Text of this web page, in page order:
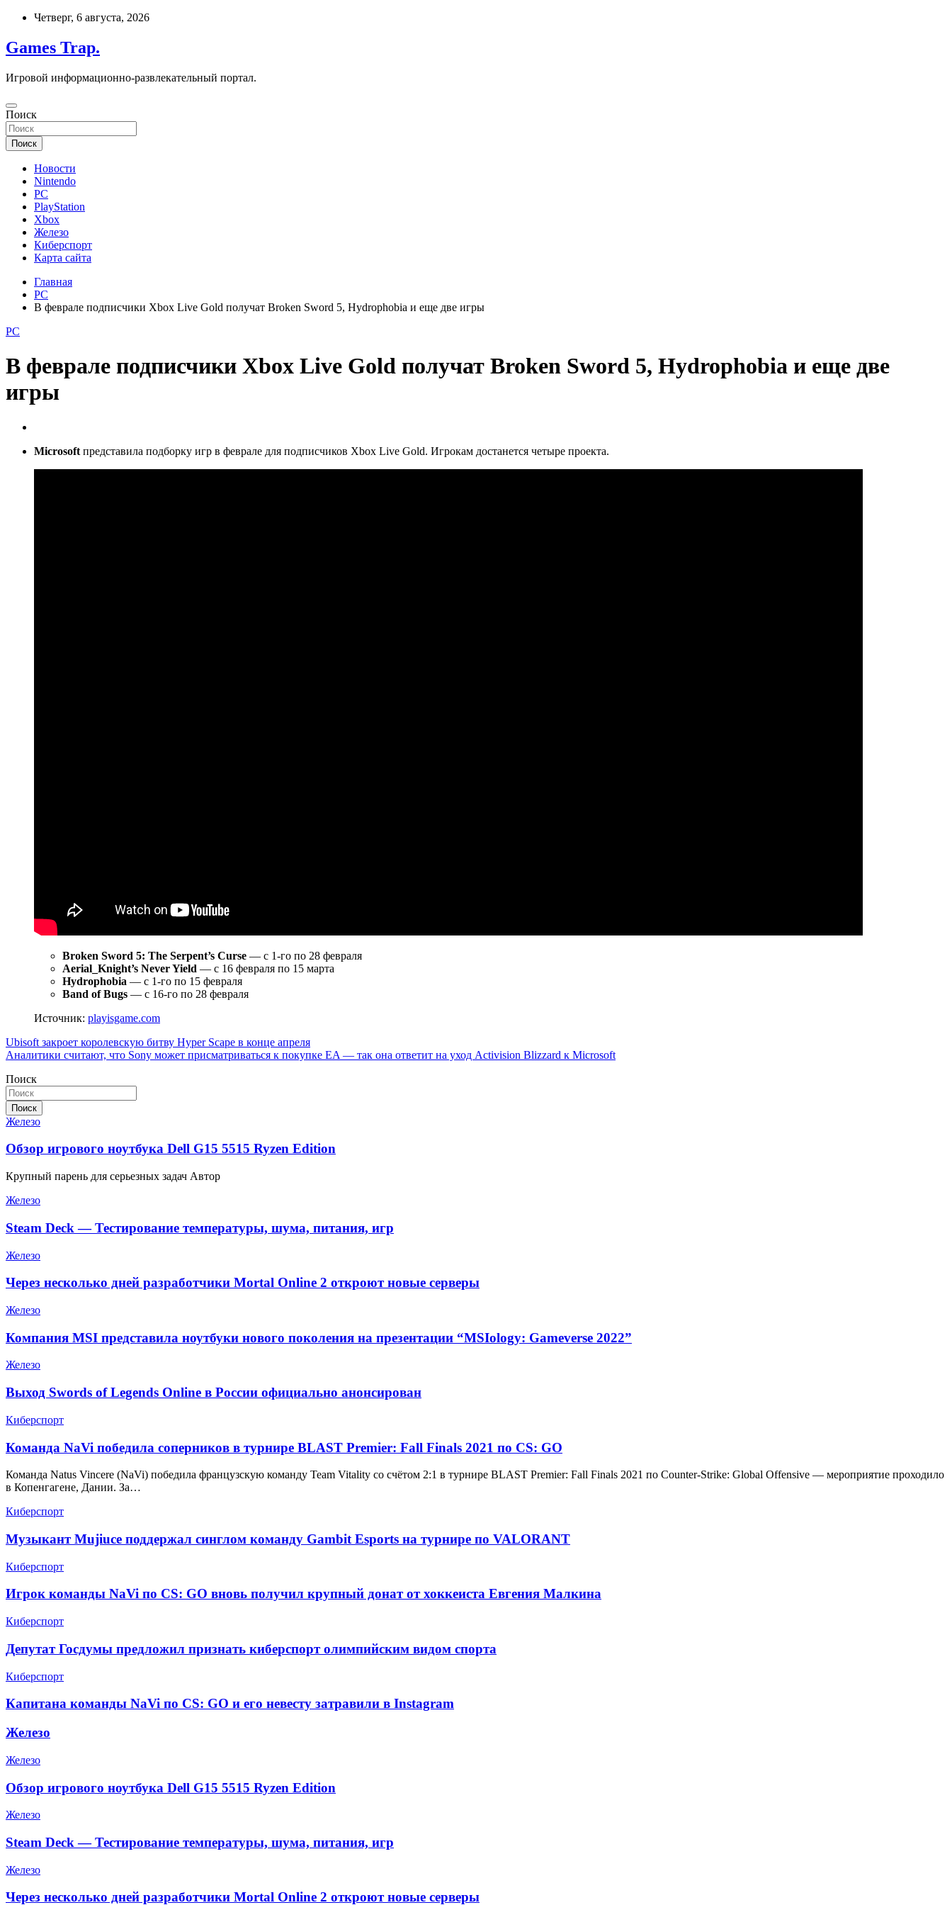
Перейти
содержимому
Четверг, 6 августа, 2026
Games Trap.
Игровой информационно-развлекательный портал.
Поиск
Поиск
Новости
Nintendo
PC
PlayStation
Xbox
Железо
Киберспорт
Карта сайта
Главная
PC
В феврале подписчики Xbox Live Gold получат Broken Sword 5, Hydrophobia и еще две игры
PC
В феврале подписчики Xbox Live Gold получат Broken Sword 5, Hydrophobia и еще две
игры
Microsoft представила подборку игр в феврале для подписчиков Xbox Live Gold. Игрокам достанется четыре проекта.
Broken Sword 5: The Serpent’s Curse — с 1-го по 28 февраля
Aerial_Knight’s Never Yield — с 16 февраля по 15 марта
Hydrophobia — с 1-го по 15 февраля
Band of Bugs — с 16-го по 28 февраля
Источник: playisgame.com
Навигация
по
записям
Ubisoft закроет королевскую битву Hyper Scape в конце апреля
Аналитики считают, что Sony может присматриваться к покупке EA — так она ответит на уход Activision Blizzard к Microsoft
Поиск
Поиск
Железо
Обзор игрового ноутбука Dell G15 5515 Ryzen Edition
Крупный парень для серьезных задач Автор
Железо
Steam Deck — Тестирование температуры, шума, питания, игр
Железо
Через несколько дней разработчики Mortal Online 2 откроют новые серверы
Железо
Компания MSI представила ноутбуки нового поколения на презентации “MSIology: Gameverse 2022”
Железо
Выход Swords of Legends Online в России официально анонсирован
Киберспорт
Команда NaVi победила соперников в турнире BLAST Premier: Fall Finals 2021 по CS: GO
Команда Natus Vincere (NaVi) победила французскую команду Team Vitality со счётом 2:1 в турнире BLAST Premier: Fall Finals 2021 по Counter-Strike: Global Offensive — мероприятие проходило
в Копенгагене, Дании. За…
Киберспорт
Музыкант Mujiuce поддержал синглом команду Gambit Esports на турнире по VALORANT
Киберспорт
Игрок команды NaVi по CS: GO вновь получил крупный донат от хоккеиста Евгения Малкина
Киберспорт
Депутат Госдумы предложил признать киберспорт олимпийским видом спорта
Киберспорт
Капитана команды NaVi по CS: GO и его невесту затравили в Instagram
Железо
Железо
Обзор игрового ноутбука Dell G15 5515 Ryzen Edition
Железо
Steam Deck — Тестирование температуры, шума, питания, игр
Железо
Через несколько дней разработчики Mortal Online 2 откроют новые серверы